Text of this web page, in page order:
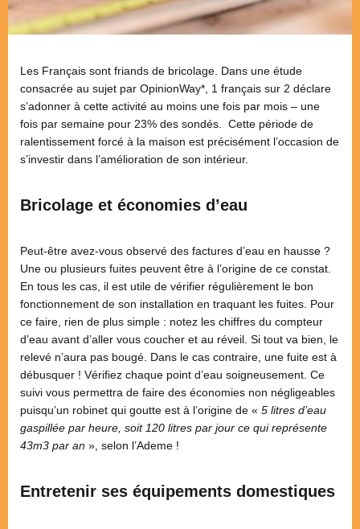
Les Français sont friands de bricolage. Dans une étude
consacrée au sujet par OpinionWay*, 1 français sur 2 déclare
s’adonner à cette activité au moins une fois par mois – une
fois par semaine pour 23% des sondés. Cette période de
ralentissement forcé à la maison est précisément l’occasion de
s’investir dans l’amélioration de son intérieur.
Bricolage et économies d’eau
Peut-être avez-vous observé des factures d’eau en hausse ?
Une ou plusieurs fuites peuvent être à l’origine de ce constat.
En tous les cas, il est utile de vérifier régulièrement le bon
fonctionnement de son installation en traquant les fuites. Pour
ce faire, rien de plus simple : notez les chiffres du compteur
d’eau avant d’aller vous coucher et au réveil. Si tout va bien, le
relevé n’aura pas bougé. Dans le cas contraire, une fuite est à
débusquer ! Vérifiez chaque point d’eau soigneusement. Ce
suivi vous permettra de faire des économies non négligeables
puisqu’un robinet qui goutte est à l’origine de « 5 litres d’eau
gaspillée par heure, soit 120 litres par jour ce qui représente
43m3 par an », selon l’Ademe !
Entretenir ses équipements domestiques